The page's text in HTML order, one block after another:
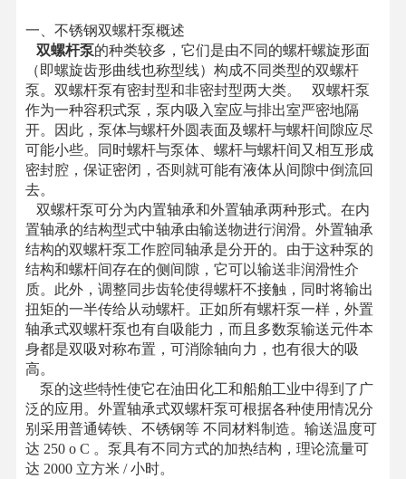
一、不锈钢双螺杆泵概述
双螺杆泵的种类较多，它们是由不同的螺杆螺旋形面
（即螺旋齿形曲线也称型线）构成不同类型的双螺杆
泵。双螺杆泵有密封型和非密封型两大类。 双螺杆泵
作为一种容积式泵，泵内吸入室应与排出室严密地隔
开。因此，泵体与螺杆外圆表面及螺杆与螺杆间隙应尽
可能小些。同时螺杆与泵体、螺杆与螺杆间又相互形成
密封腔，保证密闭，否则就可能有液体从间隙中倒流回
去。
双螺杆泵可分为内置轴承和外置轴承两种形式。在内
置轴承的结构型式中轴承由输送物进行润滑。外置轴承
结构的双螺杆泵工作腔同轴承是分开的。由于这种泵的
结构和螺杆间存在的侧间隙，它可以输送非润滑性介
质。此外，调整同步齿轮使得螺杆不接触，同时将输出
扭矩的一半传给从动螺杆。正如所有螺杆泵一样，外置
轴承式双螺杆泵也有自吸能力，而且多数泵输送元件本
身都是双吸对称布置，可消除轴向力，也有很大的吸
高。
泵的这些特性使它在油田化工和船舶工业中得到了广
泛的应用。外置轴承式双螺杆泵可根据各种使用情况分
别采用普通铸铁、不锈钢等 不同材料制造。输送温度可
达 250 o C 。泵具有不同方式的加热结构，理论流量可
达 2000 立方米 / 小时。